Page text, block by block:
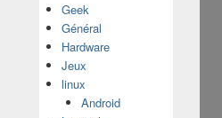
Geek
Général
Hardware
Jeux
linux
Android